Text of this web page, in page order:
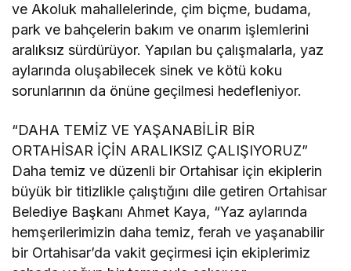
ve Akoluk mahallelerinde, çim biçme, budama,
park ve bahçelerin bakım ve onarım işlemlerini
aralıksız sürdürüyor. Yapılan bu çalışmalarla, yaz
aylarında oluşabilecek sinek ve kötü koku
sorunlarının da önüne geçilmesi hedefleniyor.
“DAHA TEMİZ VE YAŞANABİLİR BİR
ORTAHİSAR İÇİN ARALIKSIZ ÇALIŞIYORUZ”
Daha temiz ve düzenli bir Ortahisar için ekiplerin
büyük bir titizlikle çalıştığını dile getiren Ortahisar
Belediye Başkanı Ahmet Kaya, “Yaz aylarında
hemşerilerimizin daha temiz, ferah ve yaşanabilir
bir Ortahisar’da vakit geçirmesi için ekiplerimiz